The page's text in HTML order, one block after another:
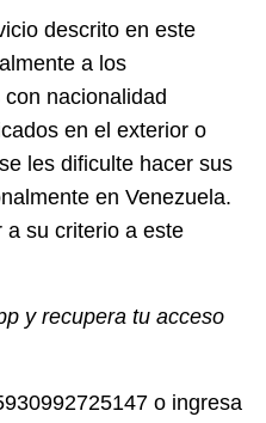
descrito en este
a los
nacionalidad
en el exterior o
les dificulte hacer sus
en Venezuela.
a su criterio a este
y recupera tu acceso
o ingresa